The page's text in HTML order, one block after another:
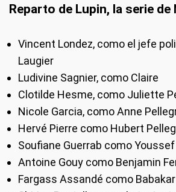
Reparto de Lupin, la serie de
Vincent Londez, como el jefe
Laugier
Ludivine Sagnier, como Claire
Clotilde Hesme, como Juliette
Nicole Garcia, como Anne
Hervé Pierre como Hubert
Soufiane Guerrab como
Antoine Gouy como Benjamin
Fargass Assandé como Babakar